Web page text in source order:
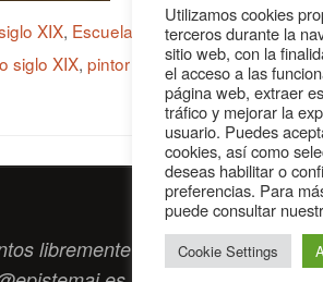
XIX, Escuela de Bellas Artes de
siglo XIX, pintor malagueño siglo XX
libremente tengan algo que
Utilizamos cookies
terceros durante la
sitio web, con la
el acceso a las
página web, extraer
tráfico y mejorar la
usuario. Puedes
cookies, así como
deseas habilitar o
preferencias. Para
puede consultar
Cookie Settings